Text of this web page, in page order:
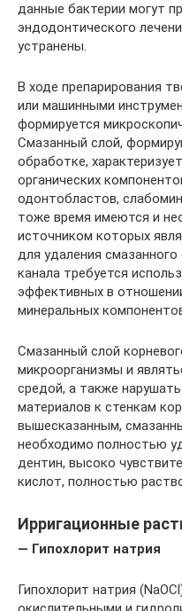
данные бактерии могут
эндодонтического
устранены.
В ходе препарирования
или машинными
формируется
Смазанный слой,
обработке,
органических
одонтобластов,
тоже время имеются и
источником которых
для удаления
канала требуется
эффективных в
минеральных
Смазанный слой
микроорганизмы и
средой, а также
материалов к стенкам
вышесказанным,
необходимо полностью
дентин, высоко
кислот, полностью
Ирригационные
— Гипохлорит натрия
Гипохлорит натрия